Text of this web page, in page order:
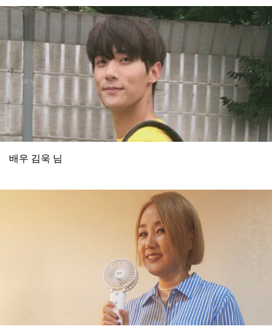
배우 김욱 님​